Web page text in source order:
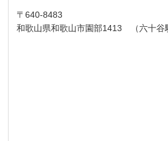
〒640-8483
和歌山県和歌山市園部1413 （六十谷